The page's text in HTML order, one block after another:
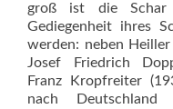
groß ist die
Gediegenheit ihres
werden: neben Heiller
Josef Friedrich
Franz Kropfreiter
nach Deutschland